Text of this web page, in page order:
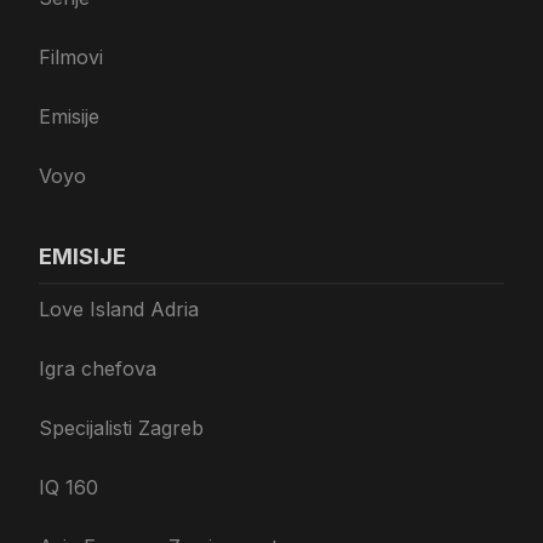
Filmovi
Emisije
Voyo
EMISIJE
Love Island Adria
Igra chefova
Specijalisti Zagreb
IQ 160